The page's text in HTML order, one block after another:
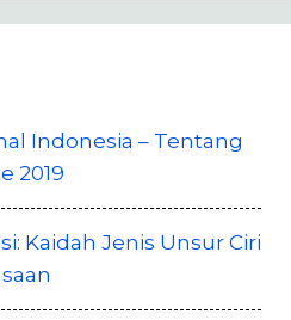
Indonesia – Tentang
2019
Kaidah Jenis Unsur Ciri